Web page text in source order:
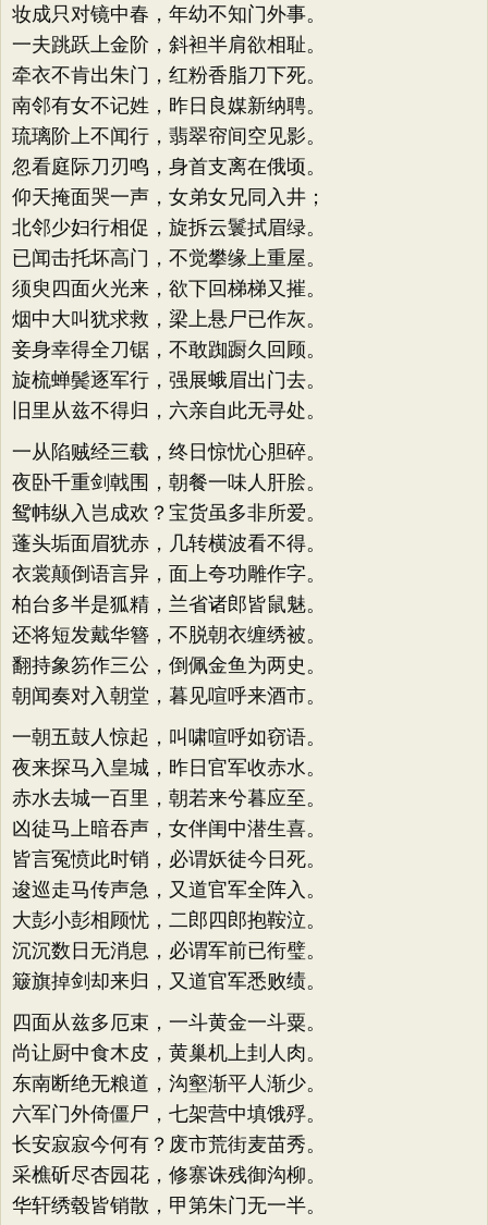
妆成只对镜中春，年幼不知门外事。
一夫跳跃上金阶，斜袒半肩欲相耻。
牵衣不肯出朱门，红粉香脂刀下死。
南邻有女不记姓，昨日良媒新纳聘。
琉璃阶上不闻行，翡翠帘间空见影。
忽看庭际刀刃鸣，身首支离在俄顷。
仰天掩面哭一声，女弟女兄同入井；
北邻少妇行相促，旋拆云鬟拭眉绿。
已闻击托坏高门，不觉攀缘上重屋。
须臾四面火光来，欲下回梯梯又摧。
烟中大叫犹求救，梁上悬尸已作灰。
妾身幸得全刀锯，不敢踟蹰久回顾。
旋梳蝉鬓逐军行，强展蛾眉出门去。
旧里从兹不得归，六亲自此无寻处。
一从陷贼经三载，终日惊忧心胆碎。
夜卧千重剑戟围，朝餐一味人肝脍。
鸳帏纵入岂成欢？宝货虽多非所爱。
蓬头垢面眉犹赤，几转横波看不得。
衣裳颠倒语言异，面上夸功雕作字。
柏台多半是狐精，兰省诸郎皆鼠魅。
还将短发戴华簪，不脱朝衣缠绣被。
翻持象笏作三公，倒佩金鱼为两史。
朝闻奏对入朝堂，暮见喧呼来酒市。
一朝五鼓人惊起，叫啸喧呼如窃语。
夜来探马入皇城，昨日官军收赤水。
赤水去城一百里，朝若来兮暮应至。
凶徒马上暗吞声，女伴闺中潜生喜。
皆言冤愤此时销，必谓妖徒今日死。
逡巡走马传声急，又道官军全阵入。
大彭小彭相顾忧，二郎四郎抱鞍泣。
沉沉数日无消息，必谓军前已衔璧。
簸旗掉剑却来归，又道官军悉败绩。
四面从兹多厄束，一斗黄金一斗粟。
尚让厨中食木皮，黄巢机上刲人肉。
东南断绝无粮道，沟壑渐平人渐少。
六军门外倚僵尸，七架营中填饿殍。
长安寂寂今何有？废市荒街麦苗秀。
采樵斫尽杏园花，修寨诛残御沟柳。
华轩绣毂皆销散，甲第朱门无一半。